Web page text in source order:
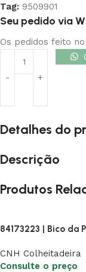
Tag: 9509901
Seu pedido via
Os pedidos feito
Detalhes do
Descrição
Produtos
84173223 | Bico da
CNH Colheitadeira
Consulte o preço